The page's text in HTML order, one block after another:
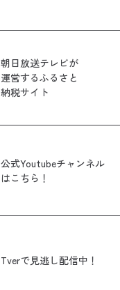
朝日放送テレビが
運営するふるさと
納税サイト
公式Youtubeチャンネル
はこちら！
Tverで見逃し配信中！